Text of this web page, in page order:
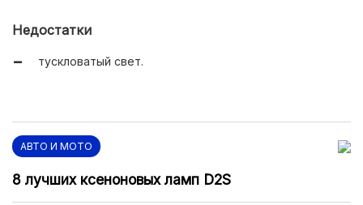
Недостатки
тускловатый свет.
АВТО И МОТО
8 лучших ксеноновых ламп D2S